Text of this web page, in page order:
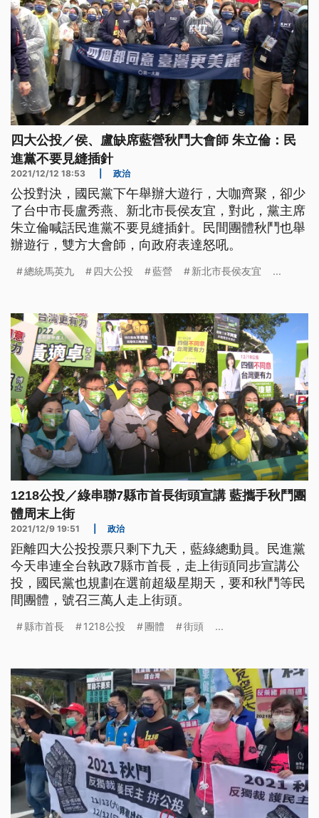
四大公投／侯、盧缺席藍營秋鬥大會師 朱立倫：民
進黨不要見縫插針
2021/12/12 18:53 政治
公投對決，國民黨下午舉辦大遊行，大咖齊聚，卻少
了台中市長盧秀燕、新北市長侯友宜，對此，黨主席
朱立倫喊話民進黨不要見縫插針。民間團體秋鬥也舉
辦遊行，雙方大會師，向政府表達怒吼。
總統馬英九 四大公投 藍營 新北市長侯友宜 ...
1218公投／綠串聯7縣市首長街頭宣講 藍攜手秋鬥團
體周末上街
2021/12/9 19:51 政治
距離四大公投投票只剩下九天，藍綠總動員。民進黨
今天串連全台執政7縣市首長，走上街頭同步宣講公
投，國民黨也規劃在選前超級星期天，要和秋鬥等民
間團體，號召三萬人走上街頭。
縣市首長 1218公投 團體 街頭 ...